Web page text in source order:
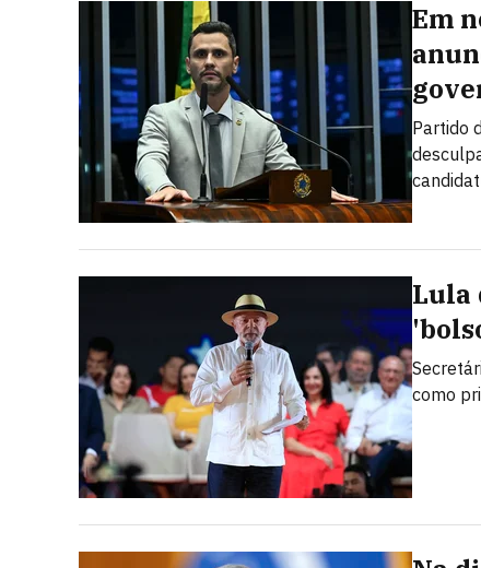
Em
Partido
Lula
como